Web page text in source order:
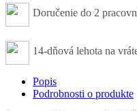
Doručenie do 2
14-dňová lehota na
Popis
Podrobnosti o produkte